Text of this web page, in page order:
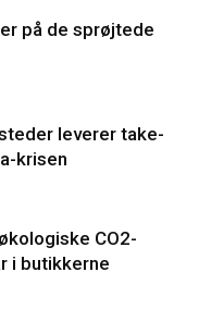
på de sprøjtede
leverer take-
krisen
CO2-
i butikkerne